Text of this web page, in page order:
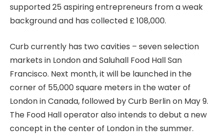
supported 25 aspiring entrepreneurs from a weak
background and has collected £ 108,000.
Curb currently has two cavities – seven selection
markets in London and Saluhall Food Hall San
Francisco. Next month, it will be launched in the
corner of 55,000 square meters in the water of
London in Canada, followed by Curb Berlin on May 9.
The Food Hall operator also intends to debut a new
concept in the center of London in the summer.